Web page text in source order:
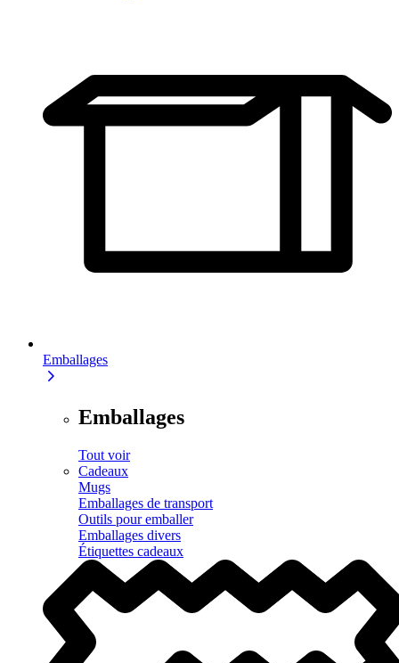
Emballages
Emballages
Tout voir
Cadeaux
Mugs
Emballages de transport
Outils pour emballer
Emballages divers
Étiquettes cadeaux